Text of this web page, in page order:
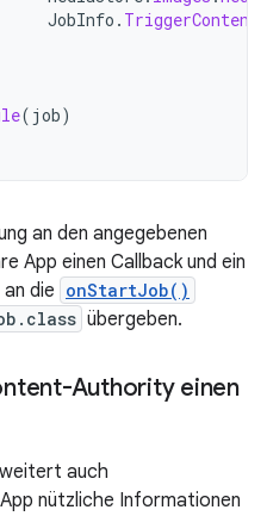
JobInfo .
( job)
an den angegebenen
App einen Callback und ein
die onStartJob()
übergeben.
Authority einen
auch
nützliche Informationen